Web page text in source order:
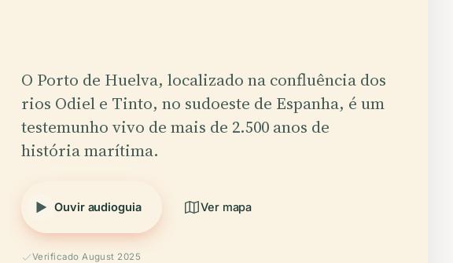
O Porto de Huelva, localizado na confluência dos
rios Odiel e Tinto, no sudoeste de Espanha, é um
testemunho vivo de mais de 2.500 anos de
história marítima.
Ouvir audioguia Ver mapa
Verificado August 2025